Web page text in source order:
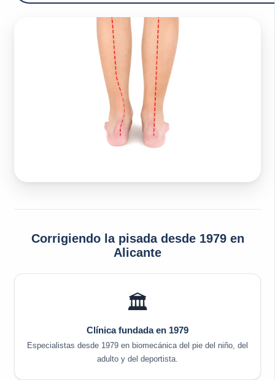
Corrigiendo la pisada desde 1979 en
Alicante
🏛️
Clínica fundada en 1979
Especialistas desde 1979 en biomecánica del pie del niño, del
adulto y del deportista.